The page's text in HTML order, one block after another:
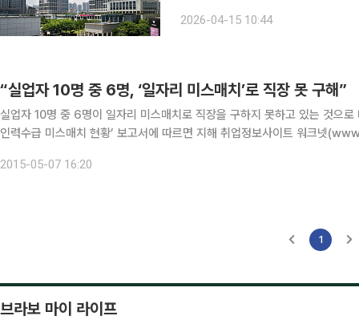
실무 경험을 제공하고, 이를 정규직
2026-04-15 10:44
“실업자 10명 중 6명, ‘일자리 미스매치’로 직장 못 구해”
실업자 10명 중 6명이 일자리 미스매치로 직장을 구하지 못하고 있는 것으로 나타났다. 7일 한국고용정보원이 발간한 ‘
인력수급 미스매치 현황’ 보고서에 따르면 지해 취업정보사이트 워크넷
2015-05-07 16:20
1
브라보 마이 라이프